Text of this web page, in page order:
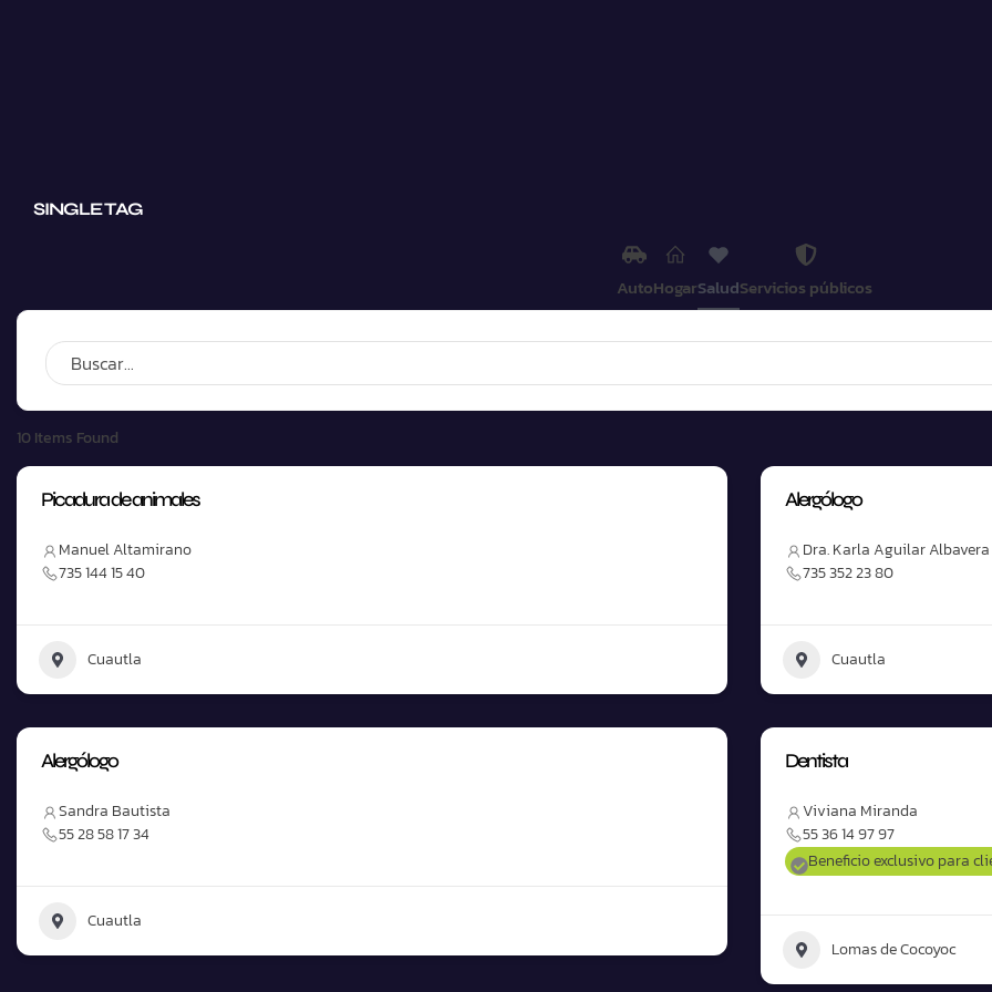
SINGLE TAG
AutoHogarSaludServicios públicos
10 Items Found
Picadura de animales
Manuel Altamirano
735 144 15 40
Cuautla
Alergólogo
Dra. Karla Aguilar Albavera
735 352 23 80
Cuautla
Alergólogo
Sandra Bautista
55 28 58 17 34
Cuautla
Dentista
Viviana Miranda
55 36 14 97 97
Beneficio exclusivo para
Lomas de Cocoyoc